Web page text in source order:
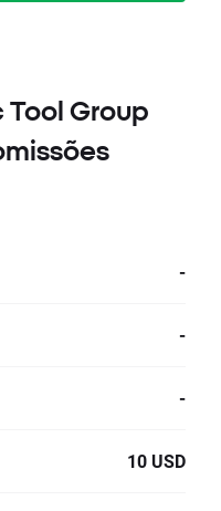
Tool Group
-
-
-
10 USD